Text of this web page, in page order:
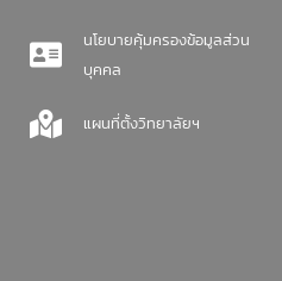
นโยบายคุ้มครองข้อมูลส่วน
บุคคล
แผนที่ตั้งวิทยาลัยฯ